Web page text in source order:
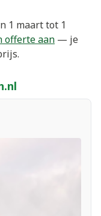
1 maart tot 1
offerte aan — je